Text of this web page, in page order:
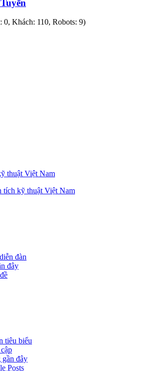
0, Khách: 110, Robots: 9)
đàn
đây
tiêu biểu
gần đây
Posts